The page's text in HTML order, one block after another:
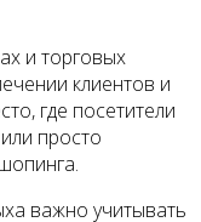
и торговых
клиентов и
где посетители
просто
важно учитывать